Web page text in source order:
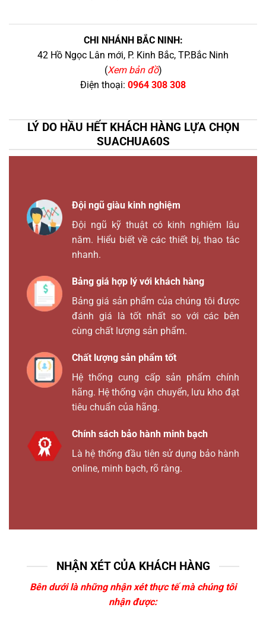
CHI NHÁNH BẮC NINH:
42 Hồ Ngọc Lân mới, P. Kinh Bắc, TP.Bắc Ninh
(Xem bản đồ)
Điện thoại: 0964 308 308
LÝ DO HẦU HẾT KHÁCH HÀNG LỰA CHỌN
SUACHUA60S
Đội ngũ giàu kinh nghiệm
Đội ngũ kỹ thuật có kinh nghiệm lâu
năm. Hiểu biết về các thiết bị, thao tác
nhanh.
Bảng giá hợp lý với khách hàng
Bảng giá sản phẩm của chúng tôi được
đánh giá là tốt nhất so với các bên
cùng chất lượng sản phẩm.
Chất lượng sản phẩm tốt
Hệ thống cung cấp sản phẩm chính
hãng. Hệ thống vận chuyển, lưu kho đạt
tiêu chuẩn của hãng.
Chính sách bảo hành minh bạch
Là hệ thống đầu tiên sử dụng bảo hành
online, minh bạch, rõ ràng.
NHẬN XÉT CỦA KHÁCH HÀNG
Bên dưới là những nhận xét thực tế mà chúng tôi
nhận được: